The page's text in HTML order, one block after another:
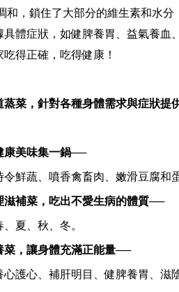
和，鎖住了大部分的維生素和水
具體症狀，如健脾養胃、益氣養
得正確，吃得健康！
蒸菜，針對各種身體需求與症狀提
康美味集一鍋──
鮮蔬、噴香禽畜肉、嫩滑豆腐和
滋補菜，吃出不愛生病的體質──
夏、秋、冬。
菜，讓身體充滿正能量──
心護心、補肝明目、健脾養胃、滋